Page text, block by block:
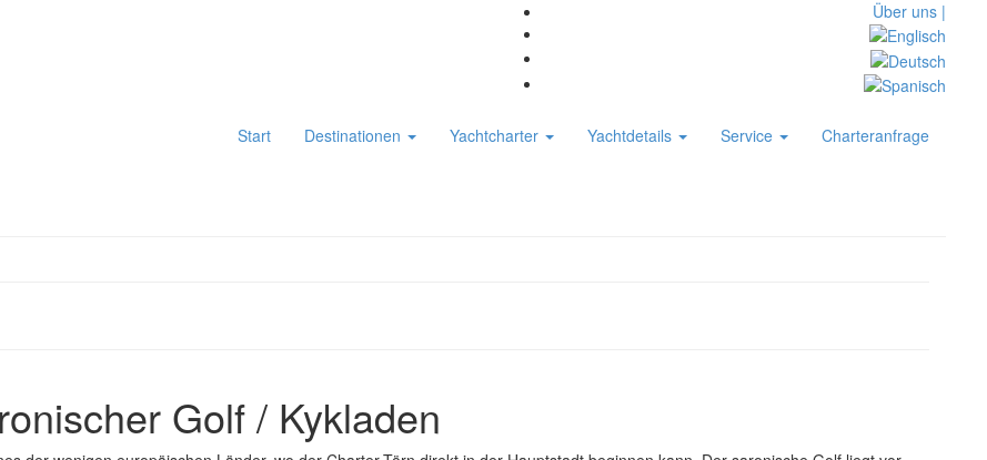
Über uns |
Start Destinationen Yachtcharter Yachtdetails Service Charteranfrage
Golf / Kykladen